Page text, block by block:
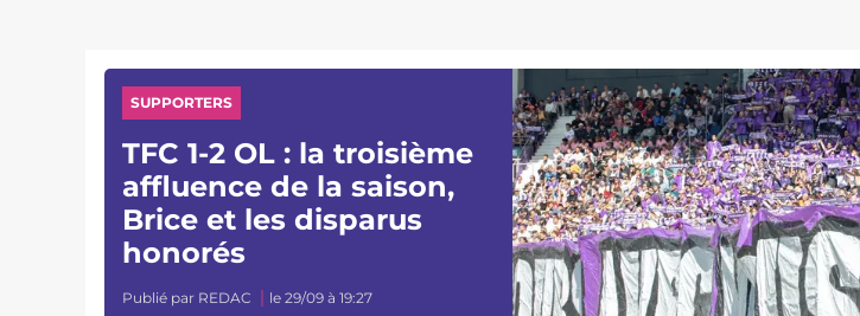
SUPPORTERS
TFC 1-2 OL : la troisième
affluence de la saison,
Brice et les disparus
honorés
Publié par REDAC le 29/09 à 19:27